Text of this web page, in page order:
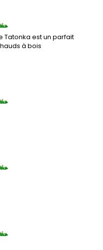
Tatonka est un parfait
à bois